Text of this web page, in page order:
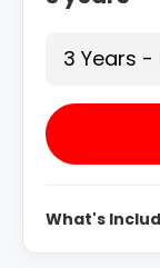
3 Years
What's